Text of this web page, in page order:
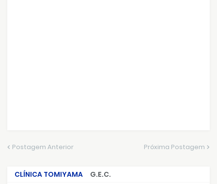
Postagem Anterior Próxima Postagem
CLÍNICA TOMIYAMA
G.E.C.